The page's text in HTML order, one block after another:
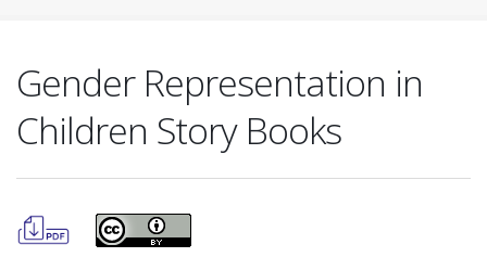
Gender Representation in
Children Story Books